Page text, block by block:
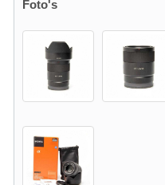
Foto's